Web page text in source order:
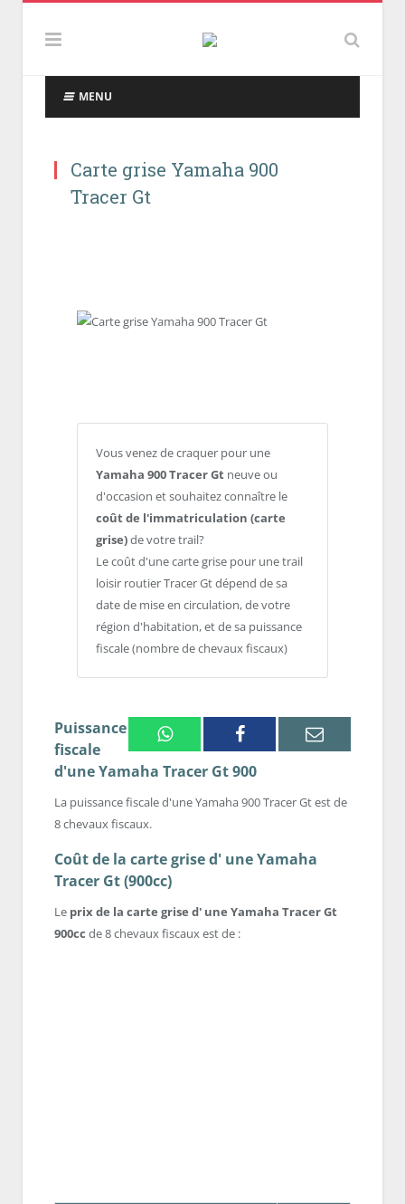
MENU
Carte grise Yamaha 900
Tracer Gt
Vous venez de craquer pour une
Yamaha 900 Tracer Gt neuve ou
d'occasion et souhaitez connaître le
coût de l'immatriculation (carte
grise)de votre trail?
Le coût d'une carte grise pour une trail
loisir routier Tracer Gt dépend de sa
date de mise en circulation, de votre
région d'habitation, et de sa puissance
fiscale (nombre de chevaux fiscaux)
WhatsappFacebook Email
Puissance
fiscale
d'une Yamaha Tracer Gt 900
La puissance fiscale d'une Yamaha 900 Tracer Gt est de
8 chevaux fiscaux.
Coût de la carte grise d' une Yamaha
Tracer Gt (900cc)
Le prix de la carte grise d' une Yamaha Tracer Gt
900cc de 8 chevaux fiscaux est de :